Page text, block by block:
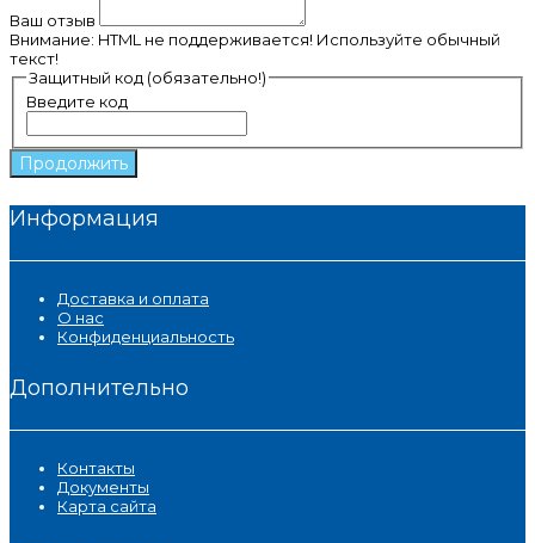
Ваш отзыв
Внимание: HTML не поддерживается! Используйте обычный
текст!
Защитный код (обязательно!)
Введите код
Продолжить
Информация
Доставка и оплата
О нас
Конфиденциальность
Дополнительно
Контакты
Документы
Карта сайта